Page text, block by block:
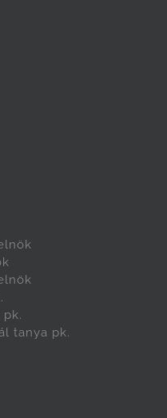
pk.
tanya pk.